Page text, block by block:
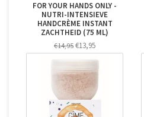
FOR YOUR HANDS ONLY -
NUTRI-INTENSIEVE
HANDCRÈME INSTANT
ZACHTHEID (75 ML)
€14,95 €13,95